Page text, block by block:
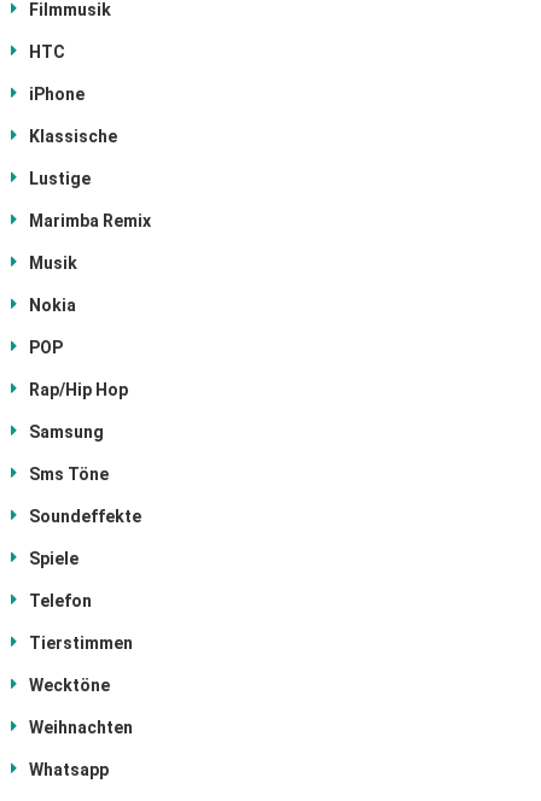
Filmmusik
HTC
iPhone
Klassische
Lustige
Marimba Remix
Musik
Nokia
POP
Rap/Hip Hop
Samsung
Sms Töne
Soundeffekte
Spiele
Telefon
Tierstimmen
Wecktöne
Weihnachten
Whatsapp